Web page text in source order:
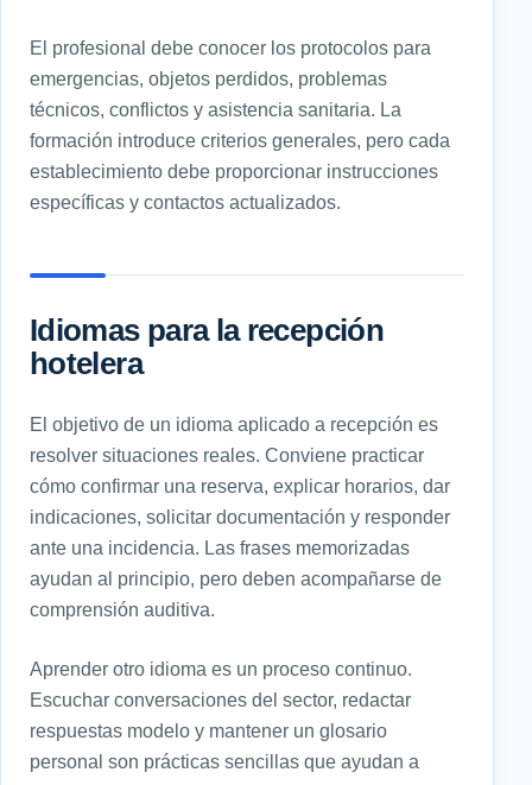
El profesional debe conocer los protocolos para
emergencias, objetos perdidos, problemas
técnicos, conflictos y asistencia sanitaria. La
formación introduce criterios generales, pero cada
establecimiento debe proporcionar instrucciones
específicas y contactos actualizados.
Idiomas para la recepción
hotelera
El objetivo de un idioma aplicado a recepción es
resolver situaciones reales. Conviene practicar
cómo confirmar una reserva, explicar horarios, dar
indicaciones, solicitar documentación y responder
ante una incidencia. Las frases memorizadas
ayudan al principio, pero deben acompañarse de
comprensión auditiva.
Aprender otro idioma es un proceso continuo.
Escuchar conversaciones del sector, redactar
respuestas modelo y mantener un glosario
personal son prácticas sencillas que ayudan a